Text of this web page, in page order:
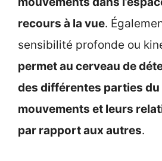
recours à la vue.
sensibilité profonde ou
permet au cerveau de
des différentes parties
mouvements et leurs
par rapport aux autres.